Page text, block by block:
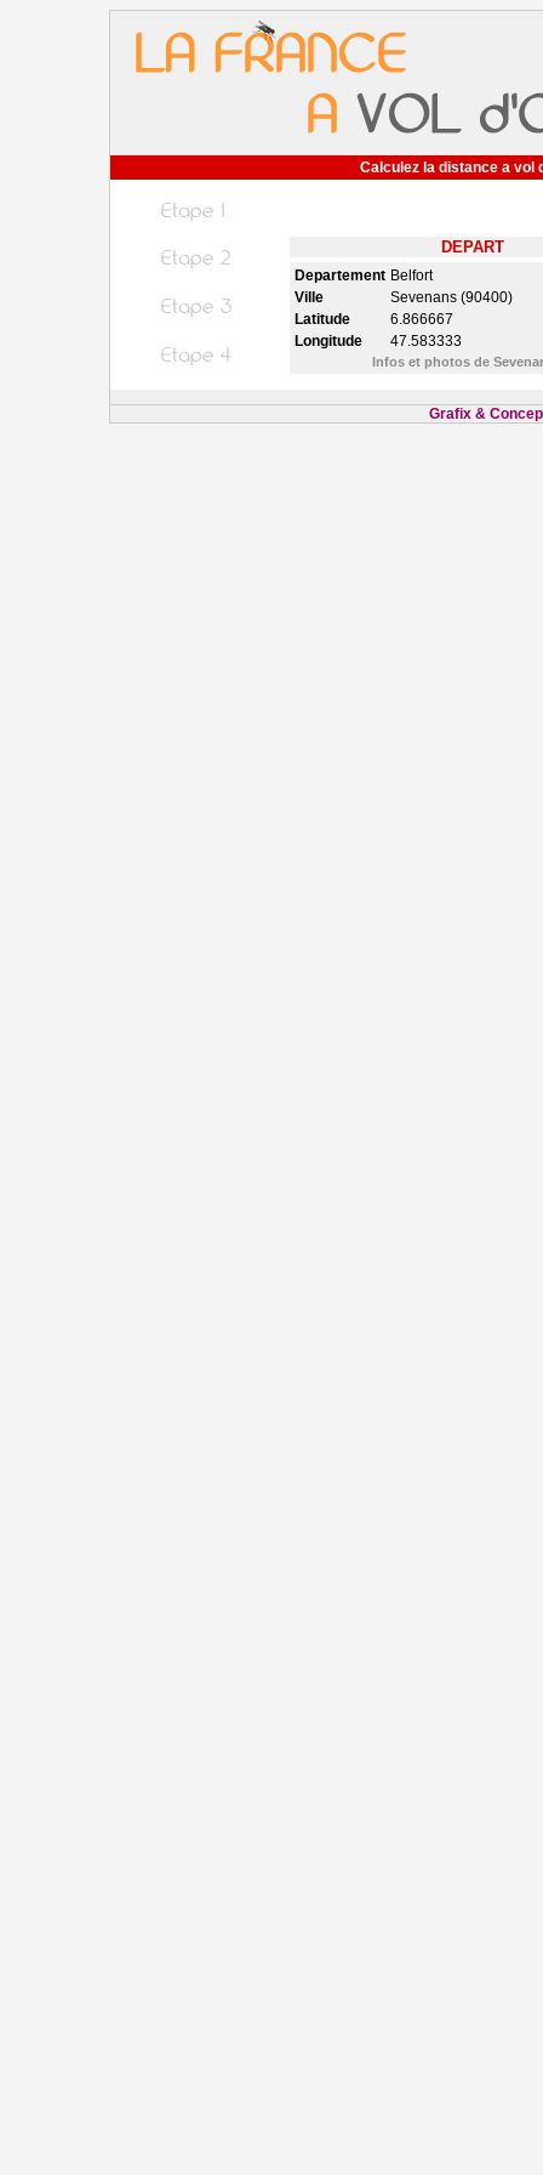
Calculez la distance a vol
DEPART
Departement Belfort
Ville
Sevenans (90400)
Latitude
6.866667
Longitude
47.583333
Infos et photos de
Grafix &